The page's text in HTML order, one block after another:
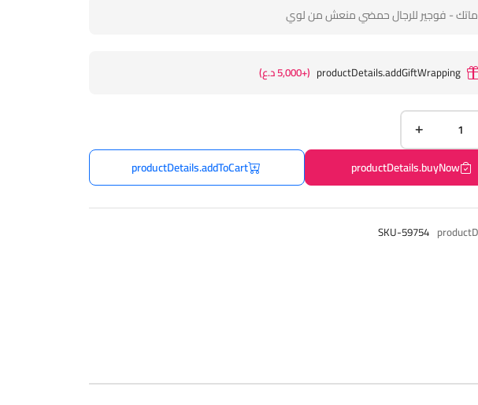
- فوجير للرجال حمضي منعش من لوي
productDetails.addGiftWrapping (+5,000 د.ع)
productDetails.buyNow
productDetails.addToCart
SKU-59754